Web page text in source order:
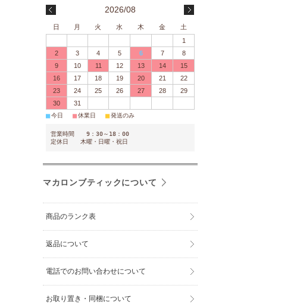
2026/08
日 月 火 水 木 金
土
1
2
3 4 5 6 7
8
9
10 11 12 13 14
15
16
17 18 19 20 21
22
23
24 25 26 27 28
29
30
31
■今日 ■休業日 ■発送のみ
営業時間 9：30～18：00
定休日 木曜・日曜・祝日
マカロンブティックについて
商品のランク表
返品について
電話でのお問い合わせについて
お取り置き・同梱について